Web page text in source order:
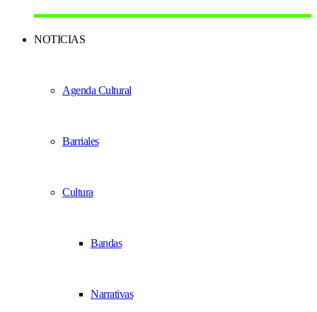
NOTICIAS
Agenda Cultural
Barriales
Cultura
Bandas
Narrativas